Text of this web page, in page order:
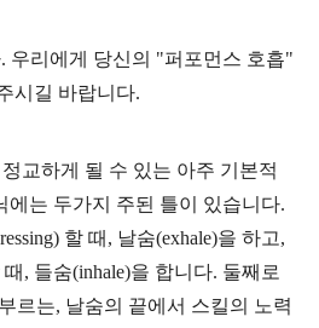
우리에게 당신의 "퍼포먼스 호흡"
시길 바랍니다.
교하게 될 수 있는 아주 기본적
에는 두가지 주된 틀이 있습니다.
할 때, 날숨(exhale)을 하고,
, 들숨(inhale)을 합니다. 둘째로
르는, 날숨의 끝에서 스킬의 노력